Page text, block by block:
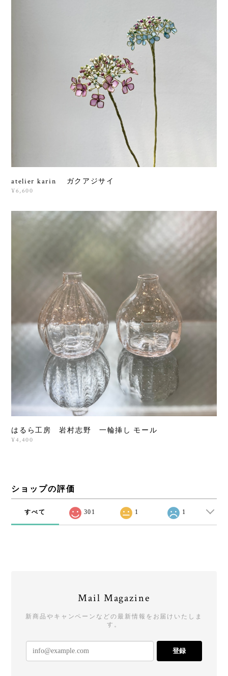
atelier karin ガクアジサイ
¥6,600
はるら工房 岩村志野 一輪挿し モール
¥4,400
ショップの評価
すべて 301 1 1
Mail Magazine
新商品やキャンペーンなどの最新情報をお届けいたしま
す。
登録